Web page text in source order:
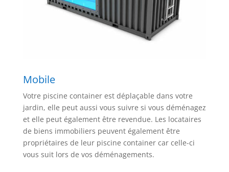
Mobile
Votre piscine container est déplaçable dans votre
jardin, elle peut aussi vous suivre si vous déménagez
et elle peut également être revendue. Les locataires
de biens immobiliers peuvent également être
propriétaires de leur piscine container car celle-ci
vous suit lors de vos déménagements.